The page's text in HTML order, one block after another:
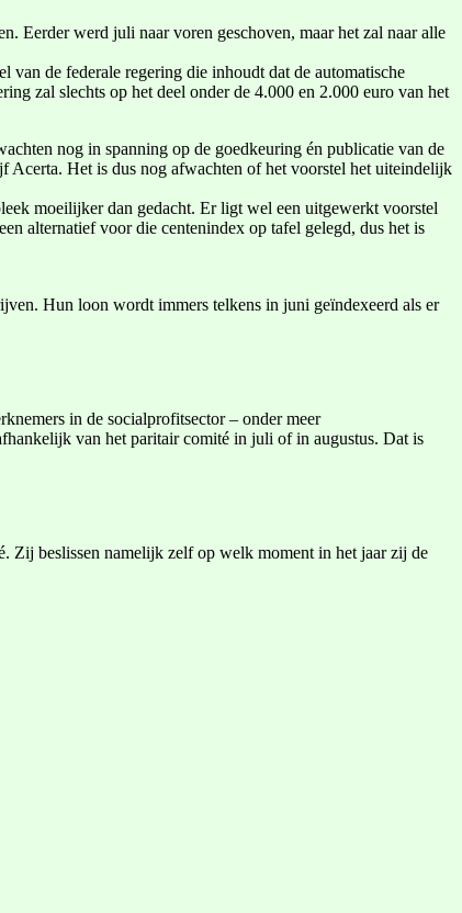
Eerder werd juli naar voren geschoven, maar het zal naar alle
van de federale regering die inhoudt dat de automatische
zal slechts op het deel onder de 4.000 en 2.000 euro van het
nog in spanning op de goedkeuring én publicatie van de
Het is dus nog afwachten of het voorstel het uiteindelijk
moeilijker dan gedacht. Er ligt wel een uitgewerkt voorstel
alternatief voor die centenindex op tafel gelegd, dus het is
Hun loon wordt immers telkens in juni geïndexeerd als er
in de socialprofitsector – onder meer
van het paritair comité in juli of in augustus. Dat is
Zij beslissen namelijk zelf op welk moment in het jaar zij de